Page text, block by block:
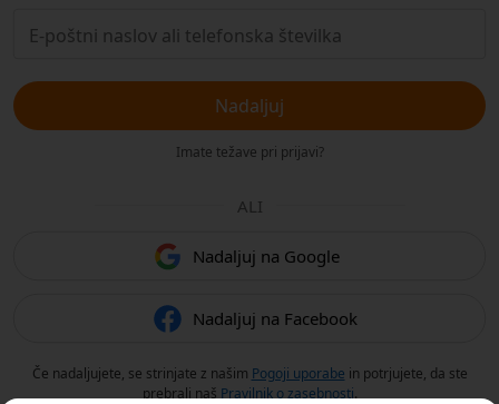
Nadaljuj
Imate težave pri prijavi?
ALI
Nadaljuj na Google
Nadaljuj na Facebook
Če nadaljujete, se strinjate z našim Pogoji uporabe in potrjujete, da ste
prebrali naš Pravilnik o zasebnosti.